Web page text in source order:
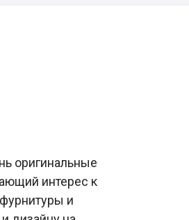
оригинальные
интерес к
и